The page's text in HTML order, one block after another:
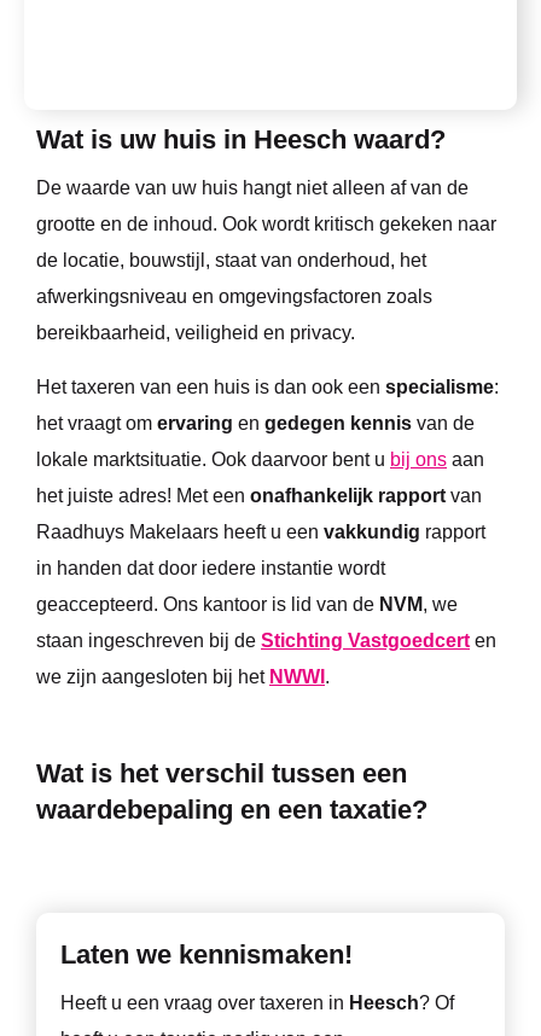
Wat is uw huis in Heesch waard?
De waarde van uw huis hangt niet alleen af van de
grootte en de inhoud. Ook wordt kritisch gekeken naar
de locatie, bouwstijl, staat van onderhoud, het
afwerkingsniveau en omgevingsfactoren zoals
bereikbaarheid, veiligheid en privacy.
Het taxeren van een huis is dan ook een specialisme:
het vraagt om ervaring en gedegen kennis van de
lokale marktsituatie. Ook daarvoor bent u bij ons aan
het juiste adres! Met een onafhankelijk rapport van
Raadhuys Makelaars heeft u een vakkundig rapport
in handen dat door iedere instantie wordt
geaccepteerd. Ons kantoor is lid van de NVM, we
staan ingeschreven bij de Stichting Vastgoedcert en
we zijn aangesloten bij het NWWI .
Wat is het verschil tussen een
waardebepaling en een taxatie?
Laten we kennismaken!
Heeft u een vraag over taxeren in Heesch? Of